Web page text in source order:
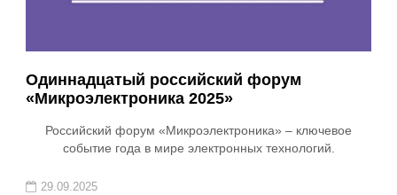
Одиннадцатый российский форум
«Микроэлектроника 2025»
Российский форум «Микроэлектроника» – ключевое
событие года в мире электронных технологий.
29.09.2025